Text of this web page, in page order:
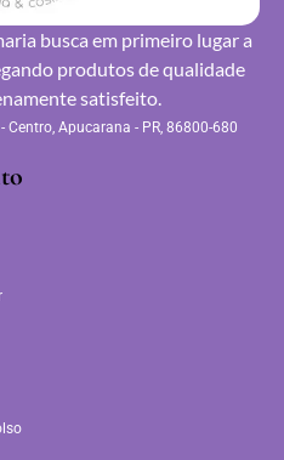
busca em primeiro lugar a
produtos de qualidade
satisfeito.
Centro, Apucarana - PR, 86800-680